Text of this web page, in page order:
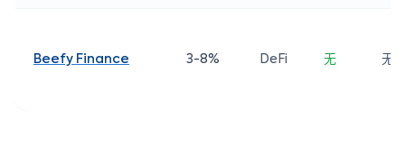
Beefy Finance 3-8% DeFi 无 无